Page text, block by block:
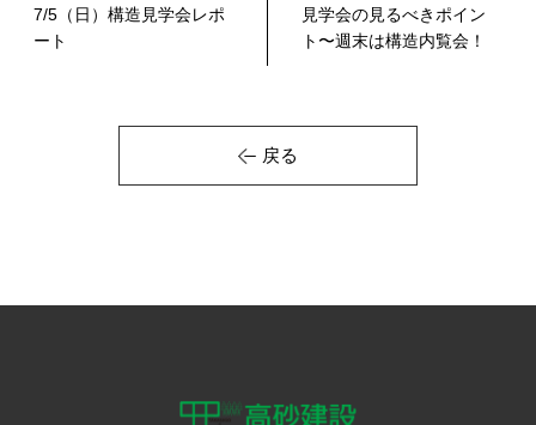
7/5（日）構造見学会レポ
ート
見学会の見るべきポイン
ト〜週末は構造内覧会！
戻る